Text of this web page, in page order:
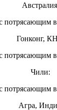
Гонконг,
Чили:
Агра,